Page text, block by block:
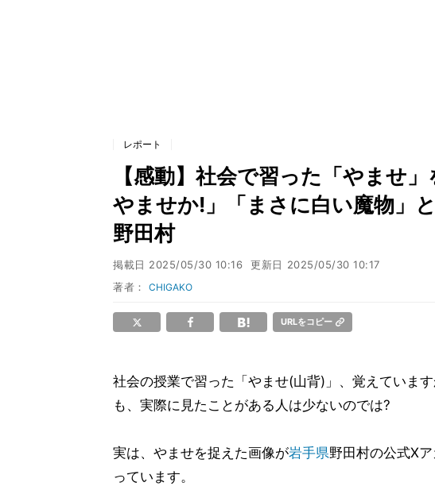
レポート
【感動】社会で習った「やませ
やませか!」「まさに白い魔物」
野田村
掲載日 2025/05/30 10:16 更新日 2025/05/30 10:17
著者：CHIGAKO
URLをコピー
社会の授業で習った「やませ(山背)」、覚えていま
も、実際に見たことがある人は少ないのでは?
実は、やませを捉えた画像が岩手県野田村の公式X
っています。